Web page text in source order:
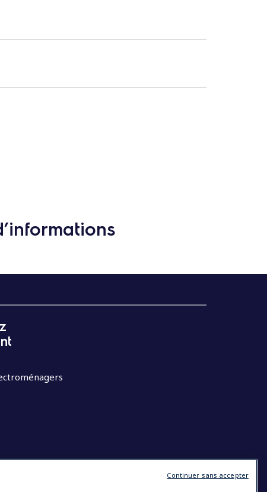
Continuer sans accepter